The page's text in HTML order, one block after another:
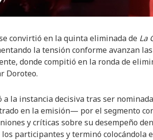
convirtió en la quinta eliminada de La
la tensión conforme avanzan
donde compitió en la ronda de
Doroteo.
a la instancia decisiva tras ser
en la emisión— por el segmento
y críticas sobre su desempeño
participantes y terminó colocándola